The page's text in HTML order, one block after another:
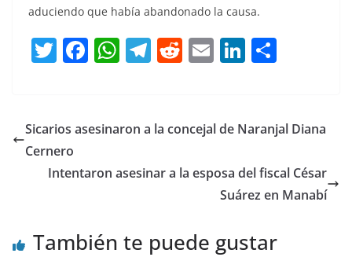
aduciendo que había abandonado la causa.
T
w
er
F
a
e
o
k
W
h
s
p
T
el
gr
m
R
e
di
E
m
l
Li
n
e
n
p
tir
Sicarios asesinaron a la concejal de Naranjal Diana
Cernero
Intentaron asesinar a la esposa del fiscal César
Suárez en Manabí
También te puede gustar